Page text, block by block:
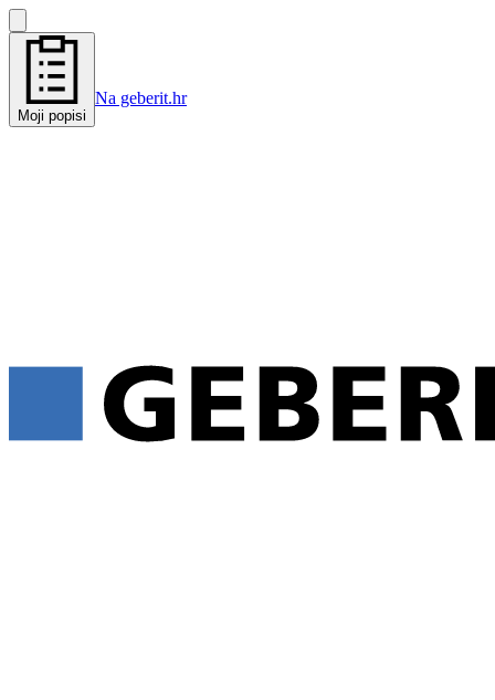
Moji popisi
Na geberit.hr